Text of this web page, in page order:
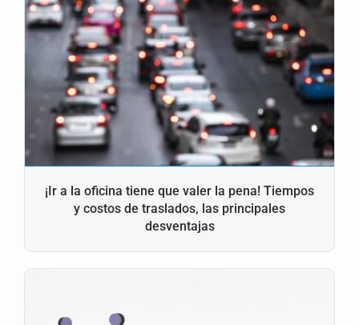
¡Ir a la oficina tiene que valer la pena! Tiempos
y costos de traslados, las principales
desventajas